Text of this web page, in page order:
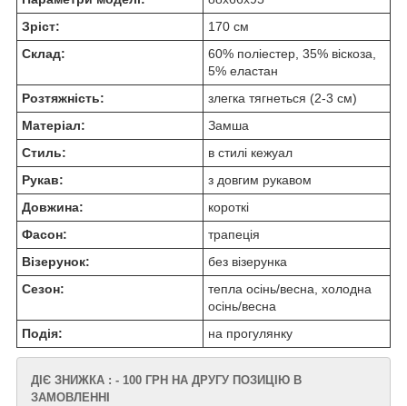
Зріст:
170 см
Склад:
60% поліестер, 35% віскоза,
5% еластан
Розтяжність:
злегка тягнеться (2-3 см)
Матеріал:
Замша
Стиль:
в стилі кежуал
Рукав:
з довгим рукавом
Довжина:
короткі
Фасон:
трапеція
Візерунок:
без візерунка
Сезон:
тепла осінь/весна, холодна
осінь/весна
Подія:
на прогулянку
ДІЄ ЗНИЖКА : - 100 ГРН НА ДРУГУ ПОЗИЦІЮ В
ЗАМОВЛЕННІ